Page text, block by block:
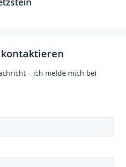
kontaktieren
– ich melde mich bei